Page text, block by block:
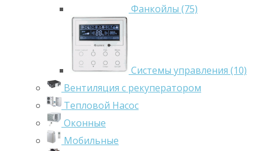
Фанкойлы (75)
Системы управления (10)
Вентиляция с рекуператором
Тепловой Насос
Оконные
Мобильные